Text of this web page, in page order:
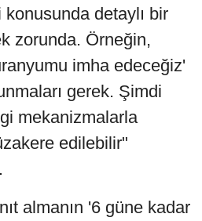
konusunda detaylı bir
zorunda. Örneğin,
imha edeceğiz'
gerek. Şimdi
mekanizmalarla
edilebilir"
almanın '6 güne kadar